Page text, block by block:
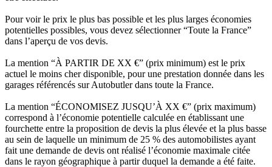
Pour voir le prix le plus bas possible et les plus larges économies
potentielles possibles, vous devez sélectionner “Toute la France”
dans l’aperçu de vos devis.
La mention “À PARTIR DE XX €” (prix minimum) est le prix
actuel le moins cher disponible, pour une prestation donnée dans les
garages référencés sur Autobutler dans toute la France.
La mention “ÉCONOMISEZ JUSQU’À XX €” (prix maximum)
correspond à l’économie potentielle calculée en établissant une
fourchette entre la proposition de devis la plus élevée et la plus basse
au sein de laquelle un minimum de 25 % des automobilistes ayant
fait une demande de devis ont réalisé l’économie maximale citée
dans le rayon géographique à partir duquel la demande a été faite.